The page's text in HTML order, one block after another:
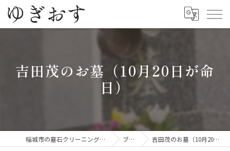
吉田茂のお墓（10月20日が命
日）
稲城市の墓石クリーニングならゆぎおす ブログ 吉田茂のお墓（10月20日が命日）